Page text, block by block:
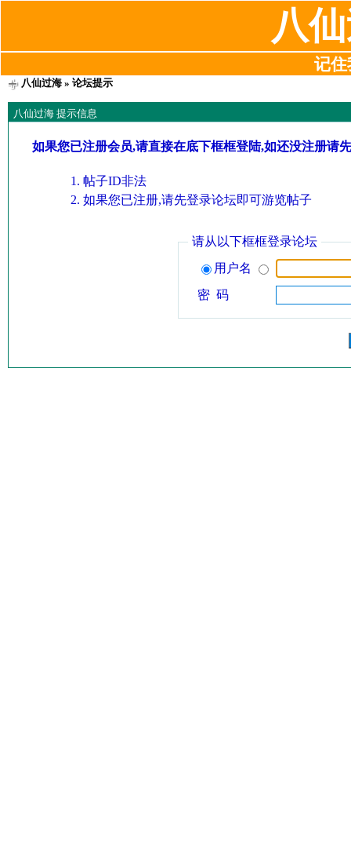
八
记住
八仙过海» 论坛提示
八仙过海 提示信息
如果您已注册会员,请直接在底下框框登陆,如还没注册请
帖子ID非法
如果您已注册,请先登录论坛即可游览帖子
请从以下框框登录论坛
用户名
密 码